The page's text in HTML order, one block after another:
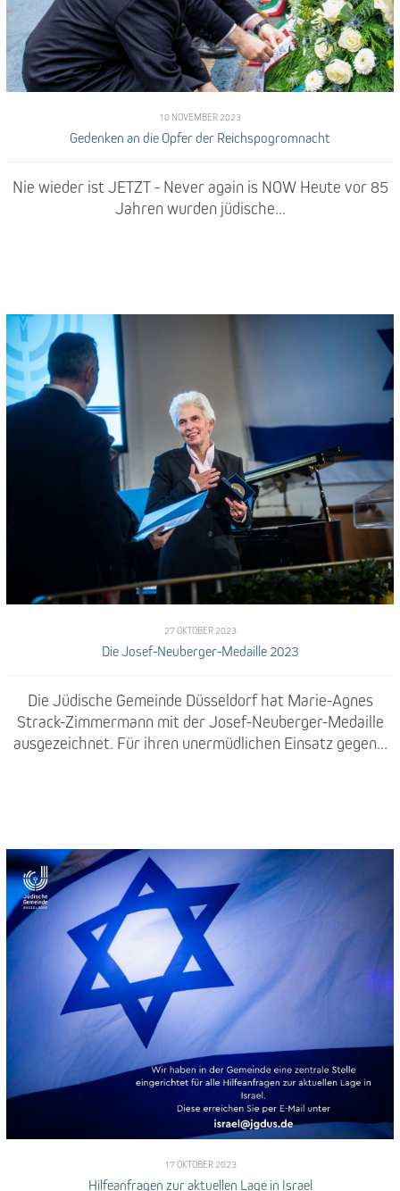
10 NOVEMBER 2023
Gedenken an die Opfer der Reichspogromnacht
Nie wieder ist JETZT - Never again is NOW Heute vor 85
Jahren wurden jüdische...
27 OKTOBER 2023
Die Josef-Neuberger-Medaille 2023
Die Jüdische Gemeinde Düsseldorf hat Marie-Agnes
Strack-Zimmermann mit der Josef-Neuberger-Medaille
ausgezeichnet. Für ihren unermüdlichen Einsatz gegen...
17 OKTOBER 2023
Hilfeanfragen zur aktuellen Lage in Israel